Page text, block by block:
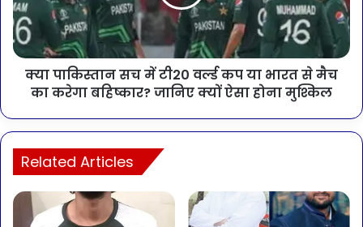
क्या पाकिस्तान सच में टी20 वर्ल्ड कप या भारत से मैच
का करेगा बहिष्कार? जानिए क्यों ऐसा होना मुश्किल
Related Articles